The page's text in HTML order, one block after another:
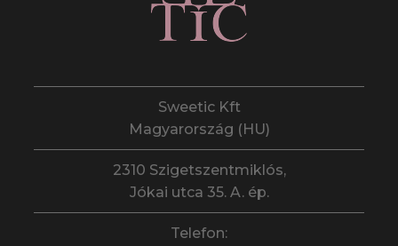
Sweetic Kft
Magyarország (HU)
2310 Szigetszentmiklós,
Jókai utca 35. A. ép.
Telefon: